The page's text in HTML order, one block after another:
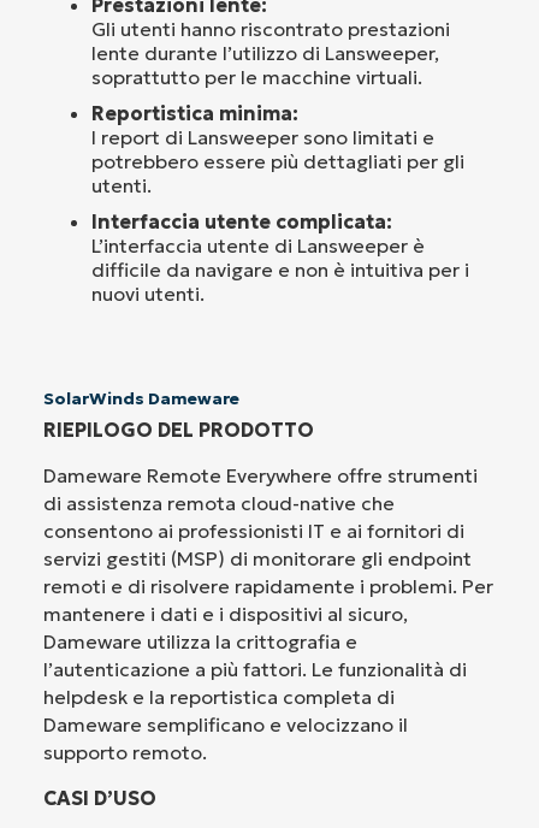
Prestazioni lente:
Gli utenti hanno riscontrato prestazioni
lente durante l’utilizzo di Lansweeper,
soprattutto per le macchine virtuali.
Reportistica minima:
I report di Lansweeper sono limitati e
potrebbero essere più dettagliati per gli
utenti.
Interfaccia utente complicata:
L’interfaccia utente di Lansweeper è
difficile da navigare e non è intuitiva per i
nuovi utenti.
SolarWinds Dameware
RIEPILOGO DEL PRODOTTO
Dameware Remote Everywhere offre strumenti
di assistenza remota cloud-native che
consentono ai professionisti IT e ai fornitori di
servizi gestiti (MSP) di monitorare gli endpoint
remoti e di risolvere rapidamente i problemi. Per
mantenere i dati e i dispositivi al sicuro,
Dameware utilizza la crittografia e
l’autenticazione a più fattori. Le funzionalità di
helpdesk e la reportistica completa di
Dameware semplificano e velocizzano il
supporto remoto.
CASI D’USO